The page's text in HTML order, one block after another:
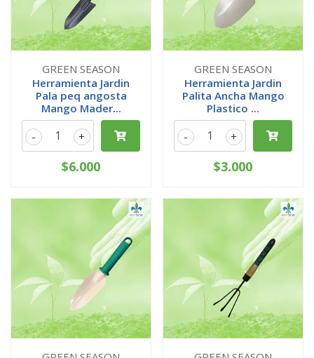
GREEN SEASON
Herramienta Jardin
Pala peq angosta
Mango Mader...
+
-
$6.000
GREEN SEASON
Herramienta Jardin
Palita Ancha Mango
Plastico ...
+
-
$3.000